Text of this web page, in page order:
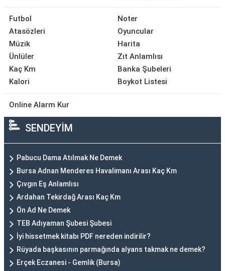
Futbol
Atasözleri
Müzik
Ünlüler
Kaç Km
Kalori
Noter
Oyuncular
Harita
Zıt Anlamlısı
Banka Şubeleri
Boykot Listesi
Online Alarm Kur
SENDEYİM
Pabucu Dama Atılmak Ne Demek
Bursa Adnan Menderes Havalimanı Arası Kaç Km
Çıvgın Eş Anlamlısı
Ardahan Tekirdağ Arası Kaç Km
Ön Ad Ne Demek
TEB Adıyaman Şubesi Şubesi
İyi hissetmek kitabı PDF nereden indirilir?
Rüyada başkasının parmağında alyans takmak ne demek?
Erçek Eczanesi - Gemlik (Bursa)